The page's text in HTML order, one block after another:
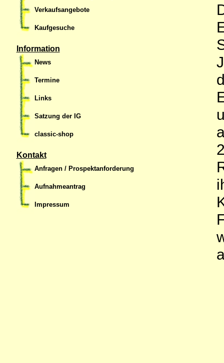
Verkaufsangebote
Kaufgesuche
Information
News
Termine
Links
Satzung der IG
classic-shop
Kontakt
Anfragen / Prospektanforderung
Aufnahmeantrag
Impressum